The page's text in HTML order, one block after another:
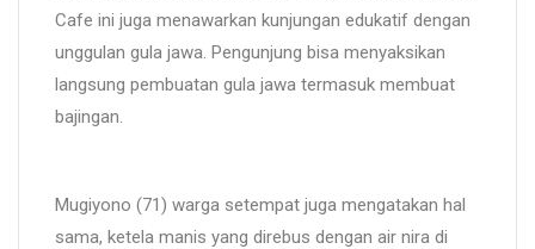
Cafe ini juga menawarkan kunjungan edukatif dengan
unggulan gula jawa. Pengunjung bisa menyaksikan
langsung pembuatan gula jawa termasuk membuat
bajingan.
Mugiyono (71) warga setempat juga mengatakan hal
sama, ketela manis yang direbus dengan air nira di